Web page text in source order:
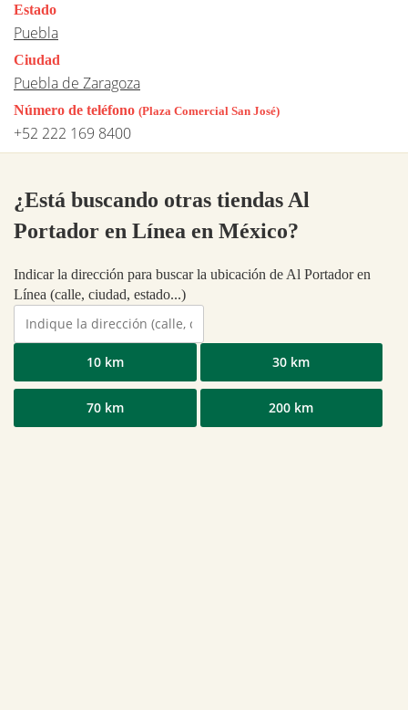
Estado
Puebla
Ciudad
Puebla de Zaragoza
Número de teléfono (Plaza Comercial San José)
+52 222 169 8400
¿Está buscando otras tiendas Al
Portador en Línea en México?
Indicar la dirección para buscar la ubicación de Al Portador en
Línea (calle, ciudad, estado...)
10 km 30 km
70 km 200 km